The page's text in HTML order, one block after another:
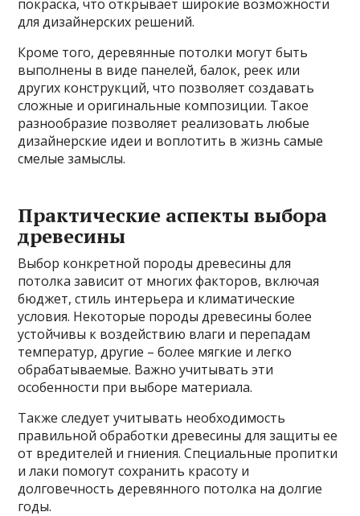
покраска, что открывает широкие возможности
для дизайнерских решений.
Кроме того, деревянные потолки могут быть
выполнены в виде панелей, балок, реек или
других конструкций, что позволяет создавать
сложные и оригинальные композиции. Такое
разнообразие позволяет реализовать любые
дизайнерские идеи и воплотить в жизнь самые
смелые замыслы.
Практические аспекты выбора
древесины
Выбор конкретной породы древесины для
потолка зависит от многих факторов, включая
бюджет, стиль интерьера и климатические
условия. Некоторые породы древесины более
устойчивы к воздействию влаги и перепадам
температур, другие – более мягкие и легко
обрабатываемые. Важно учитывать эти
особенности при выборе материала.
Также следует учитывать необходимость
правильной обработки древесины для защиты ее
от вредителей и гниения. Специальные пропитки
и лаки помогут сохранить красоту и
долговечность деревянного потолка на долгие
годы.